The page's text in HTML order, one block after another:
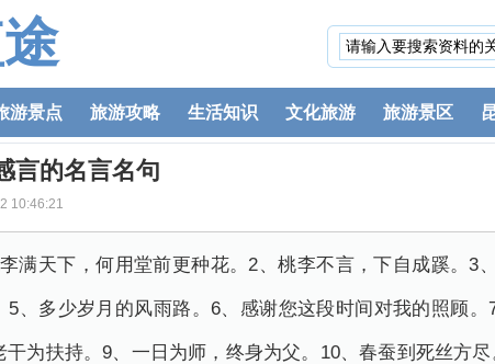
游景点 旅游攻略 生活知识 文化旅游 旅游景区
言的名言名句
10:46:21
满天下，何用堂前更种花。2、桃李不言，下自成蹊。3
5、多少岁月的风雨路。6、感谢您这段时间对我的照顾
为扶持。9、一日为师，终身为父。10、春蚕到死丝方尽